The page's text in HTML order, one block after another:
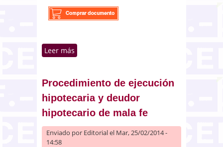
Leer más
consolidar deuda.
Consideraciones sobre los
contratos atípicos en el momento
actual
Procedimiento de ejecución
hipotecaria y deudor
hipotecario de mala fe
Enviado por Editorialel Mar, 25/02/2014 -
14:58